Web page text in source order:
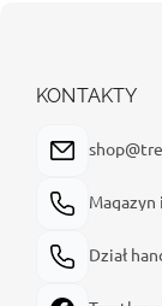
KONTAKTY
Magazyn
Dział